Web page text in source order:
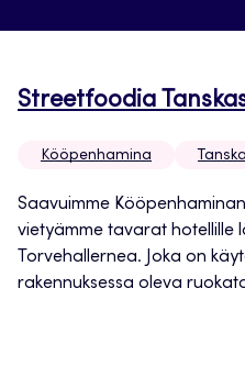
Streetfoodia
Kööpenhamina Tanska
Saavuimme
vietyämme tavarat hotellille
Torvehallernea. Joka on
rakennuksessa oleva